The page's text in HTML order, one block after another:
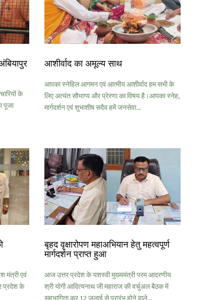
के
पूजा
आशीर्वाद का अमूल्य साथ
आपका स्नेहिल आगमन एवं आत्मीय आशीर्वाद हम सभी के
लिए अत्यंत सौभाग्य और प्रेरणा का विषय है।आपका स्नेह,
मार्गदर्शन एवं शुभाशीष सदैव हमें जनसेवा...
मंत्री एवं
प्रदेश के
बृहद वृक्षारोपण महाअभियान हेतु महत्वपूर्ण
मार्गदर्शन प्राप्त हुआ
आज उत्तर प्रदेश के यशस्वी मुख्यमंत्री परम आदरणीय
श्री योगी आदित्यनाथ जी महाराज की वर्चुअल बैठक में
सहभागिता कर 12 जुलाई से प्रारंभ होने वाले...